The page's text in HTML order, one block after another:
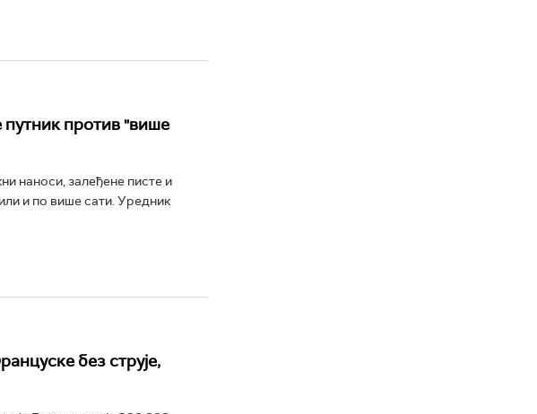
против "више
наноси, залеђене писте и
и по више сати. Уредник
без струје,